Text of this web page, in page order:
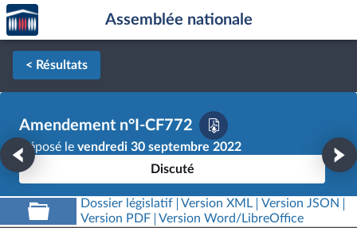
Aller au contenu
Aller en bas de la page
Accèder
à la
page
d'accueil
Assemblée nationale
< Résultats
Amendement n°I-CF772
Déposé le vendredi 30 septembre 2022
Discuté
Dossier législatif Version XML
Version JSON
Version PDF
Version Word/LibreOffice